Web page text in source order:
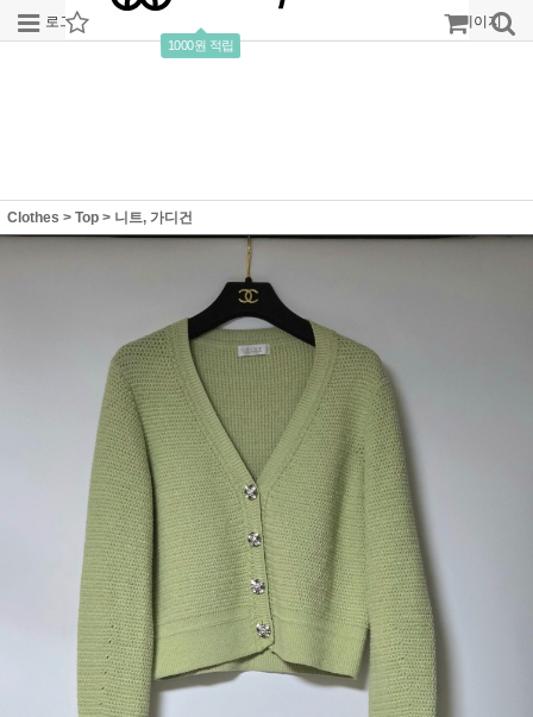
로그인
1000원 적립
마이페이지
Clothes > Top > 니트, 가디건